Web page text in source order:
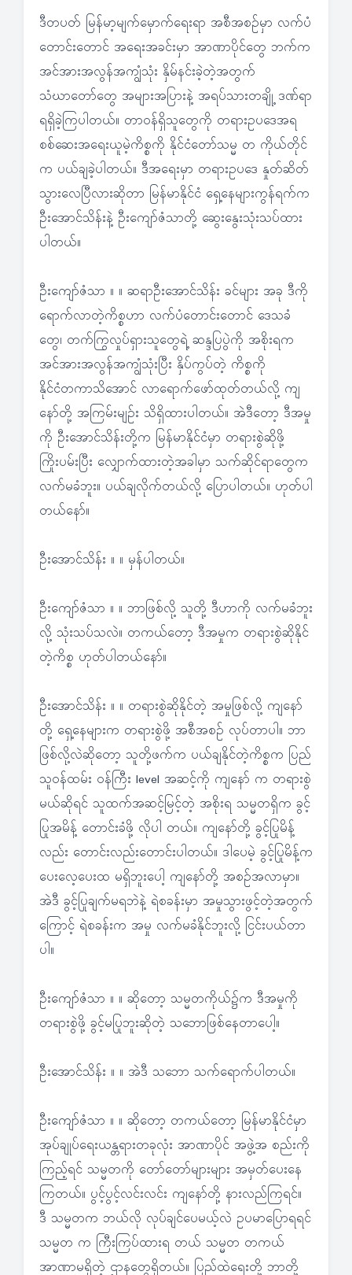
ဒီတပတ် မြန်မာ့မျက်မှောက်ရေးရာ အစီအစဉ်မှာ လက်ပံ
တောင်းတောင် အရေးအခင်းမှာ အာဏာပိုင်တွေ ဘက်က
အင်အားအလွန်အကျွံသုံး နှိမ်နင်းခဲ့တဲ့အတွက်
သံဃာတော်တွေ အများအပြားနဲ့ အရပ်သားတချို့ ဒဏ်ရာ
ရရှိခဲ့ကြပါတယ်။ တာဝန်ရှိသူတွေကို တရားဥပဒေအရ
စစ်ဆေးအရေးယူမဲ့ကိစ္စကို နိုင်ငံတော်သမ္မ တ ကိုယ်တိုင်
က ပယ်ချခဲ့ပါတယ်။ ဒီအရေးမှာ တရားဥပဒေ နှုတ်ဆိတ်
သွားလေပြီလားဆိုတာ မြန်မာနိုင်ငံ ရှေ့နေများကွန်ရက်က
ဦးအောင်သိန်းနဲ့ ဦးကျော်ဇံသာတို့ ဆွေးနွေးသုံးသပ်ထား
ပါတယ်။
ဦးကျော်ဇံသာ ။ ။ ဆရာဦးအောင်သိန်း ခင်များ အခု ဒီကို
ရောက်လာတဲ့ကိစ္စဟာ လက်ပံတောင်းတောင် ဒေသခံ
တွေ၊ တက်ကြွလှုပ်ရှားသူတွေရဲ့ ဆန္ဒပြပွဲကို အစိုးရက
အင်အားအလွန်အကျွံသုံးပြီး နှိပ်ကွပ်တဲ့ ကိစ္စကို
နိုင်ငံတကာသိအောင် လာရောက်ဖော်ထုတ်တယ်လို့ ကျ
နော်တို့ အကြမ်းမျဉ်း သိရှိထားပါတယ်။ အဲဒီတော့ ဒီအမှု
ကို ဦးအောင်သိန်းတို့က မြန်မာနိုင်ငံမှာ တရားစွဲဆိုဖို့
ကြိုးပမ်းပြီး လျှောက်ထားတဲ့အခါမှာ သက်ဆိုင်ရာတွေက
လက်မခံဘူး။ ပယ်ချလိုက်တယ်လို့ ပြောပါတယ်။ ဟုတ်ပါ
တယ်နော်။
ဦးအောင်သိန်း ။ ။ မှန်ပါတယ်။
ဦးကျော်ဇံသာ ။ ။ ဘာဖြစ်လို့ သူတို့ ဒီဟာကို လက်မခံဘူး
လို့ သုံးသပ်သလဲ။ တကယ်တော့ ဒီအမှုက တရားစွဲဆိုနိုင်
တဲ့ကိစ္စ ဟုတ်ပါတယ်နော်။
ဦးအောင်သိန်း ။ ။ တရားစွဲဆိုနိုင်တဲ့ အမှုဖြစ်လို့ ကျနော်
တို့ ရှေ့နေများက တရားစွဲဖို့ အစီအစဉ် လုပ်တာပါ။ ဘာ
ဖြစ်လို့လဲဆိုတော့ သူတို့ဖက်က ပယ်ချနိုင်တဲ့ကိစ္စက ပြည်
သူဝန်ထမ်း ဝန်ကြီး level အဆင့်ကို ကျနော် က တရားစွဲ
မယ်ဆိုရင် သူထက်အဆင့်မြင့်တဲ့ အစိုးရ သမ္မတရှိက ခွင့်
ပြုအမိန့် တောင်းခံဖို့ လိုပါ တယ်။ ကျနော်တို့ ခွင့်ပြုမိန့်
လည်း တောင်းလည်းတောင်းပါတယ်။ ဒါပေမဲ့ ခွင့်ပြုမိန့်က
ပေးလေ့ပေးထ မရှိဘူးပေါ့ ကျနော်တို့ အစဉ်အလာမှာ။
အဲဒီ ခွင့်ပြုချက်မရဘဲနဲ့ ရဲစခန်းမှာ အမှုသွားဖွင့်တဲ့အတွက်
ကြောင့် ရဲစခန်းက အမှု လက်မခံနိုင်ဘူးလို့ ငြင်းပယ်တာ
ပါ။
ဦးကျော်ဇံသာ ။ ။ ဆိုတော့ သမ္မတကိုယ်၌က ဒီအမှုကို
တရားစွဲဖို့ ခွင့်မပြုဘူးဆိုတဲ့ သဘောဖြစ်နေတာပေါ့။
ဦးအောင်သိန်း ။ ။ အဲဒီ သဘော သက်ရောက်ပါတယ်။
ဦးကျော်ဇံသာ ။ ။ ဆိုတော့ တကယ်တော့ မြန်မာနိုင်ငံမှာ
အုပ်ချုပ်ရေးယန္တရားတခုလုံး အာဏာပိုင် အဖွဲ့အ စည်းကို
ကြည့်ရင် သမ္မတကို တော်တော်များများ အမှတ်ပေးနေ
ကြတယ်။ ပွင့်ပွင့်လင်းလင်း ကျနော်တို့ နားလည်ကြရင်။
ဒီ သမ္မတက ဘယ်လို လုပ်ချင်ပေမယ့်လဲ ဥပမာပြောရရင်
သမ္မတ က ကြီးကြပ်ထားရ တယ် သမ္မတ တကယ်
အာဏာမရှိတဲ့ ဌာနတွေရှိတယ်။ ပြည်ထဲရေးတို့ ဘာတို့